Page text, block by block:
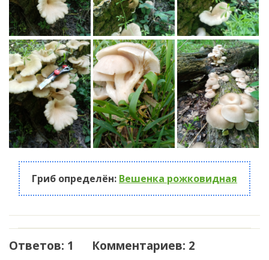
Гриб определён: Вешенка рожковидная
Ответов: 1 Комментариев: 2